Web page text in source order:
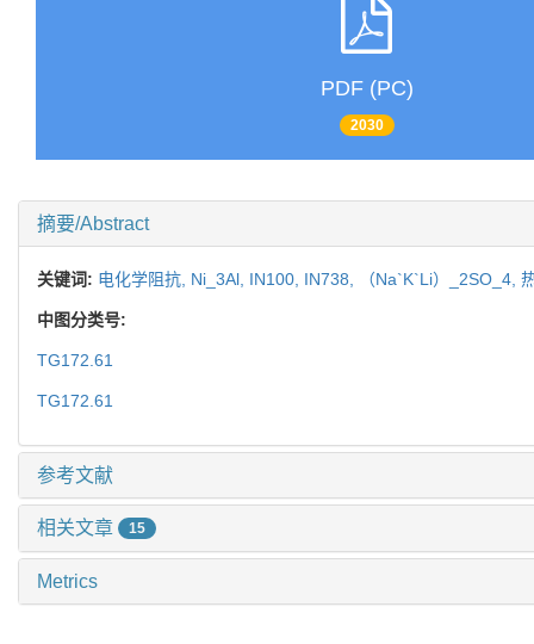
PDF (PC)
2030
摘要/Abstract
关键词: 电化学阻抗, Ni_3Al, IN100, IN738, （Na`K`Li）_2SO_4,
中图分类号:
TG172.61
TG172.61
参考文献
相关文章 15
Metrics